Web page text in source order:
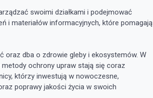
swoimi działkami i podejmować
i materiałów informacyjnych, które pomagają
oraz dba o zdrowie gleby i ekosystemów. W
ochrony upraw stają się coraz
którzy inwestują w nowoczesne,
poprawy jakości życia w swoich